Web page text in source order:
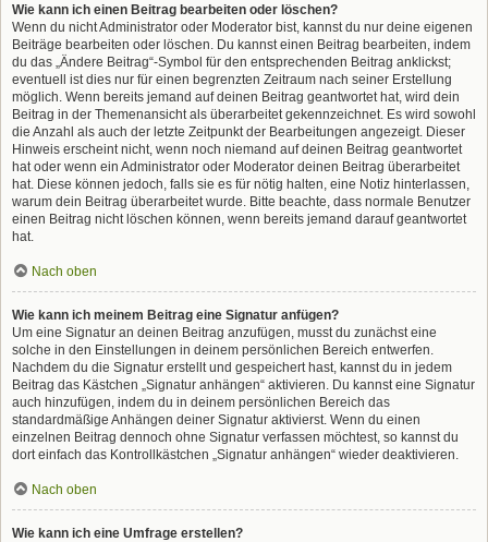
Wie kann ich einen Beitrag bearbeiten oder löschen?
Wenn du nicht Administrator oder Moderator bist, kannst du nur deine eigenen
Beiträge bearbeiten oder löschen. Du kannst einen Beitrag bearbeiten, indem
du das „Ändere Beitrag“-Symbol für den entsprechenden Beitrag anklickst;
eventuell ist dies nur für einen begrenzten Zeitraum nach seiner Erstellung
möglich. Wenn bereits jemand auf deinen Beitrag geantwortet hat, wird dein
Beitrag in der Themenansicht als überarbeitet gekennzeichnet. Es wird sowohl
die Anzahl als auch der letzte Zeitpunkt der Bearbeitungen angezeigt. Dieser
Hinweis erscheint nicht, wenn noch niemand auf deinen Beitrag geantwortet
hat oder wenn ein Administrator oder Moderator deinen Beitrag überarbeitet
hat. Diese können jedoch, falls sie es für nötig halten, eine Notiz hinterlassen,
warum dein Beitrag überarbeitet wurde. Bitte beachte, dass normale Benutzer
einen Beitrag nicht löschen können, wenn bereits jemand darauf geantwortet
hat.
Nach oben
Wie kann ich meinem Beitrag eine Signatur anfügen?
Um eine Signatur an deinen Beitrag anzufügen, musst du zunächst eine
solche in den Einstellungen in deinem persönlichen Bereich entwerfen.
Nachdem du die Signatur erstellt und gespeichert hast, kannst du in jedem
Beitrag das Kästchen „Signatur anhängen“ aktivieren. Du kannst eine Signatur
auch hinzufügen, indem du in deinem persönlichen Bereich das
standardmäßige Anhängen deiner Signatur aktivierst. Wenn du einen
einzelnen Beitrag dennoch ohne Signatur verfassen möchtest, so kannst du
dort einfach das Kontrollkästchen „Signatur anhängen“ wieder deaktivieren.
Nach oben
Wie kann ich eine Umfrage erstellen?